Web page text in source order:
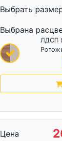
Выбрать
Выбрана
ЛДСП
Цена